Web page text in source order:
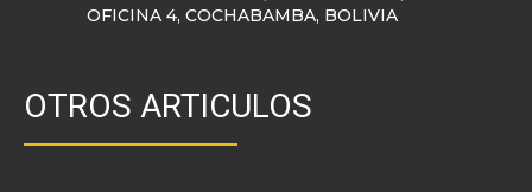
OFICINA 4, COCHABAMBA, BOLIVIA
OTROS ARTICULOS